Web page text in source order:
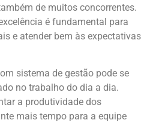
de muitos concorrentes.
é fundamental para
e atender bem às expectativas
sistema de gestão pode se
no trabalho do dia a dia.
a produtividade dos
mais tempo para a equipe